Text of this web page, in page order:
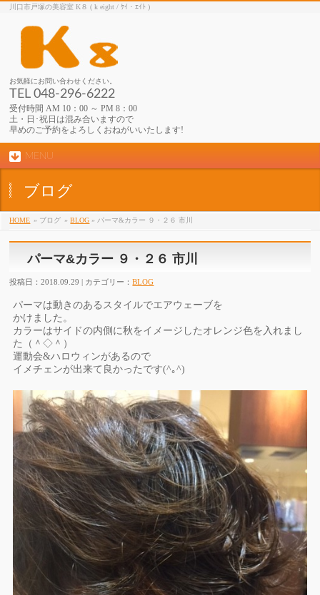
川口市戸塚の美容室 K８ ( k eight / ｹｲ・ｴｲﾄ )
お気軽にお問い合わせください。
TEL 048-296-6222
受付時間 AM 10：00 ～ PM 8：00
土・日･祝日は混み合いますので
早めのご予約をよろしくおねがいいたします!
MENU
ブログ
HOME » ブログ »BLOG » パーマ&カラー ９・２６ 市川
パーマ&カラー ９・２６ 市川
投稿日：2018.09.29 | カテゴリー：BLOG
パーマは動きのあるスタイルでエアウェーブを
かけました。
カラーはサイドの内側に秋をイメージしたオレンジ色を入れまし
た
（＾◇＾）
運動会&ハロウィンがあるので
イメチェンが出来て良かったです(^｡^)